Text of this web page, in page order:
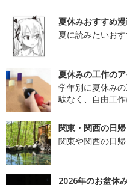
夏休みおすすめ
夏に読みたいお
夏休みの工作の
学年別に夏休み
駄なく、自由工作
関東・関西の日
関東や関西の日
2026年のお盆休